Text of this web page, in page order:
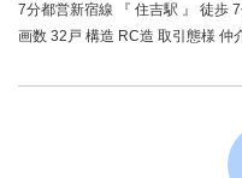
7分都営新宿線 『 住吉駅 』 徒歩
画数 32戸 構造 RC造 取引態様